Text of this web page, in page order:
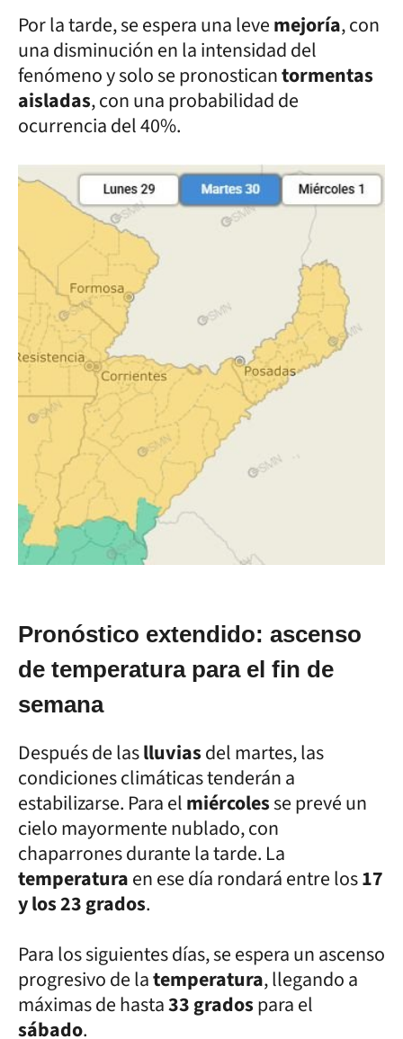
Por la tarde, se espera una levemejoría, con
una disminución en la intensidad del
fenómeno y solo se pronosticantormentas
aisladas, con una probabilidad de
ocurrencia del 40%.
Pronóstico extendido: ascenso
de temperatura para el fin de
semana
Después de laslluviasdel martes, las
condiciones climáticas tenderán a
estabilizarse. Para elmiércolesse prevé un
cielo mayormente nublado, con
chaparrones durante la tarde. La
temperaturaen ese día rondará entre los17
y los 23 grados.
Para los siguientes días, se espera un ascenso
progresivo de latemperatura, llegando a
máximas de hasta33 gradospara el
sábado.